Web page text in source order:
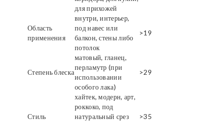
для прихожей
Область
применения
внутри, интерьер,
под навес или
балкон, стены либо
потолок
>19
Степень блеска
матовый, гланец,
перламутр (при
использовании
особого лака)
>29
Стиль
хайтек, модерн, арт,
роккоко, под
натуральный срез
>35